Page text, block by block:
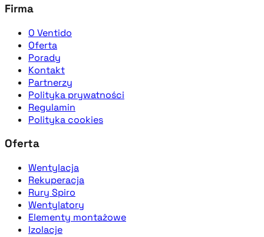
Firma
O Ventido
Oferta
Porady
Kontakt
Partnerzy
Polityka prywatności
Regulamin
Polityka cookies
Oferta
Wentylacja
Rekuperacja
Rury Spiro
Wentylatory
Elementy montażowe
Izolacje